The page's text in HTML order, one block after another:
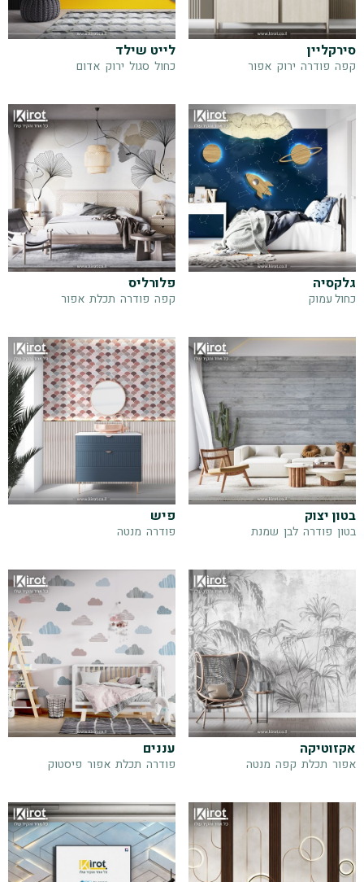
סירקליין
קפה פודרה ירוק אפור
לייט שילד
כחול סגול ירוק אדום
גלקסיה
כחול עמוק
פלורליס
קפה פודרה תכלת אפור
בטון יצוק
בטון פודרה לבן שמנת
פיש
פודרה מנטה
אקזוטיקה
אפור תכלת קפה מנטה
עננים
פודרה תכלת אפור פיסטוק